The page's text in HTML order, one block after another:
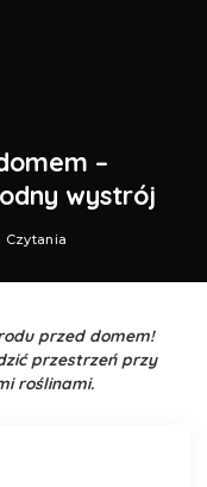
–
wystrój
Czytania
przed domem!
przestrzeń przy
roślinami.